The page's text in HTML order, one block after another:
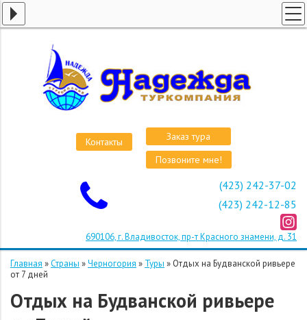
Контакты
Заказ тура
Позвоните мне!
(423) 242-37-02
(423) 242-12-85
690106, г. Владивосток, пр-т Красного знамени, д. 31
ВИЗЫ
АВИАБИЛЕТЫ
ОТЕЛИ
Главная »Страны »Черногория » Туры » Отдых на Будванской ривьере
от 7 дней
Отдых на Будванской ривьере